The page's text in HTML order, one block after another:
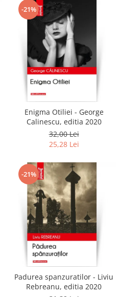
-21%
Enigma Otiliei - George
Calinescu, editia 2020
32,00 Lei
25,28 Lei
-21%
Padurea spanzuratilor - Liviu
Rebreanu, editia 2020